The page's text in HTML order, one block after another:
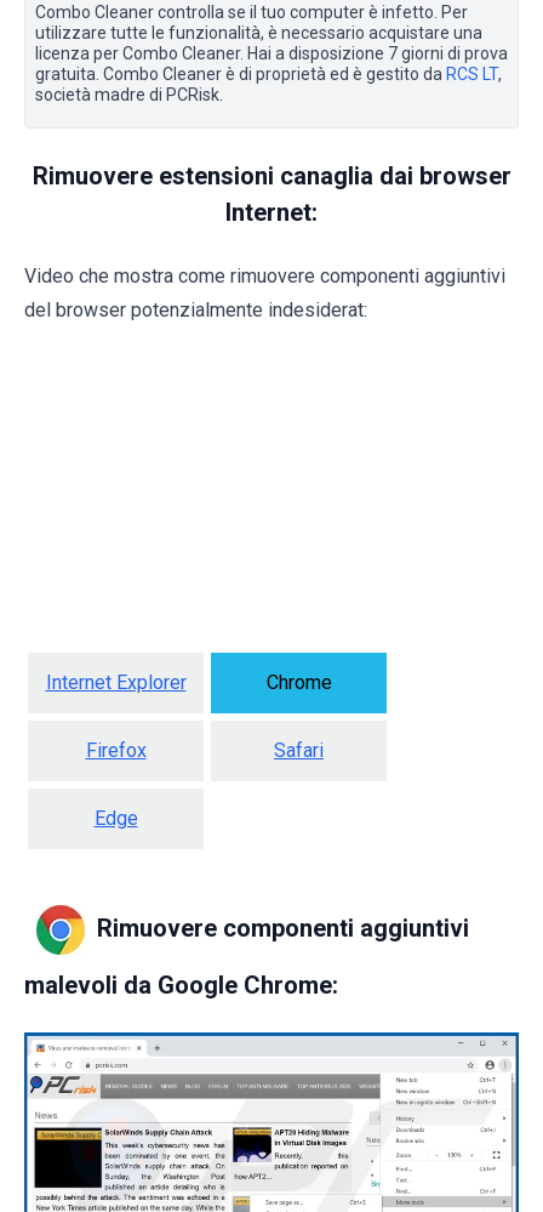
Combo Cleaner controlla se il tuo computer è infetto. Per
utilizzare tutte le funzionalità, è necessario acquistare una
licenza per Combo Cleaner. Hai a disposizione 7 giorni di prova
gratuita. Combo Cleaner è di proprietà ed è gestito da RCS LT,
società madre di PCRisk.
Rimuovere estensioni canaglia dai browser
Internet:
Video che mostra come rimuovere componenti aggiuntivi
del browser potenzialmente indesiderat:
Internet Explorer Chrome
Firefox Safari
Edge
Rimuovere componenti aggiuntivi
malevoli da Google Chrome: